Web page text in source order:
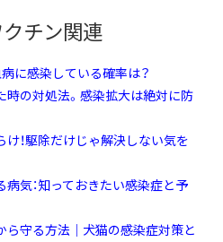
クチン関連
に感染している確率は？
時の対処法。感染拡大は絶対に防
！駆除だけじゃ解決しない気を
気：知っておきたい感染症と予
ら守る方法｜犬猫の感染症対策と